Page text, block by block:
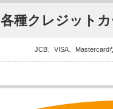
各種クレジットカ